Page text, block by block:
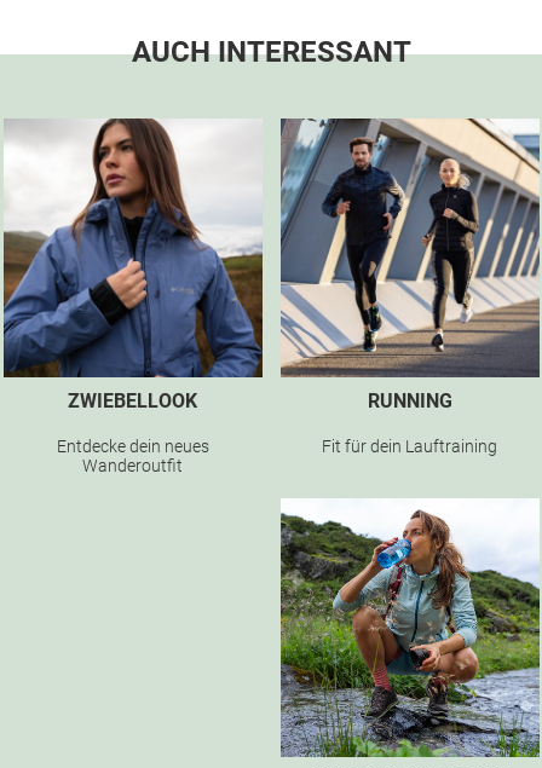
AUCH INTERESSANT
ZWIEBELLOOK
Entdecke dein neues
Wanderoutfit
RUNNING
Fit für dein Lauftraining